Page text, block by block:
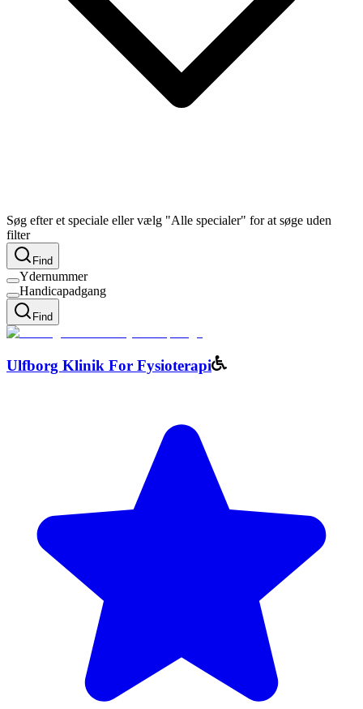
Søg efter et speciale eller vælg "Alle specialer" for at søge uden
filter
Find
Ydernummer
Handicapadgang
Find
Ulfborg Klinik For Fysioterapi